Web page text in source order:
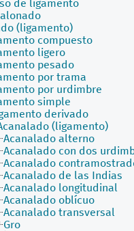
de ligamento
(ligamento)
compuesto
ligero
pesado
por trama
por urdimbre
simple
derivado
(ligamento)
Acanalado alterno
Acanalado con dos
Acanalado
Acanalado de las Indias
Acanalado longitudinal
Acanalado oblícuo
Acanalado transversal
Gro